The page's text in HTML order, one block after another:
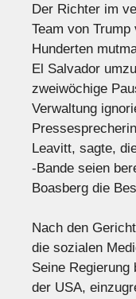
Der Richter im
Team von
Hunderten
El Salvador
zweiwöchige
Verwaltung
Leavitt, sagte,
-Bande seien
Boasberg die
Nach den
die sozialen
Seine
der USA,